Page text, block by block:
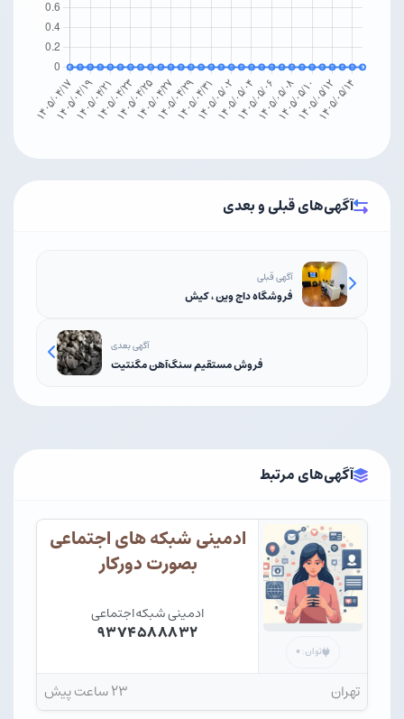
آگهی‌های قبلی و بعدی
آگهی قبلی
فروشگاه داج وین ، کیش
آگهی بعدی
فروش مستقیم سنگ‌آهن مگنتیت
آگهی‌های مرتبط
توان: ۰
ادمینی شبکه های اجتماعی
بصورت دورکار
ادمینی شبکه‌اجتماعی
۹۳۷۴۵۸۸۸۳۲
تهران ۲۳ ساعت پیش